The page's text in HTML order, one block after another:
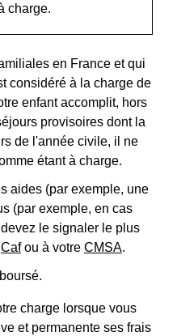
charge.
en France et qui
considéré à la charge de
enfant accomplit, hors
provisoires dont la
de l'année civile, il ne
étant à charge.
aides (par exemple, une
(par exemple, en cas
le signaler le plus
Cafou à votre CMSA.
charge lorsque vous
et permanente ses frais